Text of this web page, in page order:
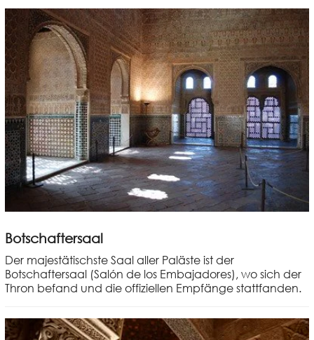
Botschaftersaal
Der majestätischste Saal aller Paläste ist der
Botschaftersaal (Salón de los Embajadores), wo sich der
Thron befand und die offiziellen Empfänge stattfanden.